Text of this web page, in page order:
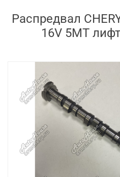
Распредвал
16V 5MT